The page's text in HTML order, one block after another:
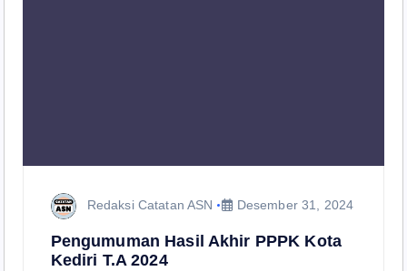
Redaksi Catatan ASN Desember 31, 2024
Pengumuman Hasil Akhir PPPK Kota
Kediri T.A 2024